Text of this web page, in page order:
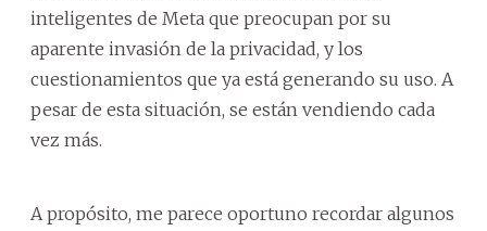
inteligentes de Meta que preocupan por su
aparente invasión de la privacidad, y los
cuestionamientos que ya está generando su uso. A
pesar de esta situación, se están vendiendo cada
vez más.
A propósito, me parece oportuno recordar algunos